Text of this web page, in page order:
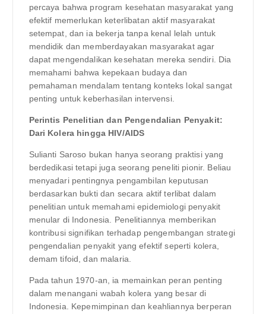
percaya bahwa program kesehatan masyarakat yang
efektif memerlukan keterlibatan aktif masyarakat
setempat, dan ia bekerja tanpa kenal lelah untuk
mendidik dan memberdayakan masyarakat agar
dapat mengendalikan kesehatan mereka sendiri. Dia
memahami bahwa kepekaan budaya dan
pemahaman mendalam tentang konteks lokal sangat
penting untuk keberhasilan intervensi.
Perintis Penelitian dan Pengendalian Penyakit:
Dari Kolera hingga HIV/AIDS
Sulianti Saroso bukan hanya seorang praktisi yang
berdedikasi tetapi juga seorang peneliti pionir. Beliau
menyadari pentingnya pengambilan keputusan
berdasarkan bukti dan secara aktif terlibat dalam
penelitian untuk memahami epidemiologi penyakit
menular di Indonesia. Penelitiannya memberikan
kontribusi signifikan terhadap pengembangan strategi
pengendalian penyakit yang efektif seperti kolera,
demam tifoid, dan malaria.
Pada tahun 1970-an, ia memainkan peran penting
dalam menangani wabah kolera yang besar di
Indonesia. Kepemimpinan dan keahliannya berperan